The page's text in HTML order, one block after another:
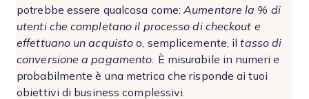
potrebbe essere qualcosa come:Aumentare la % di
utenti che completano il processo di checkout e
effettuano un acquisto o, semplicemente, iltasso di
conversione a pagamento. È misurabile in numeri e
probabilmente è una metrica che risponde ai tuoi
obiettivi di business complessivi.